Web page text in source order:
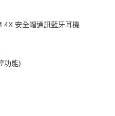
華泰商業銀行
星展（台灣）商業銀行
4X 安全帽通訊藍牙耳機
功能)